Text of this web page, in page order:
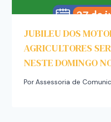
JUBILEU DOS
AGRICULTORES
NESTE DOMINGO
PorAssessoria de